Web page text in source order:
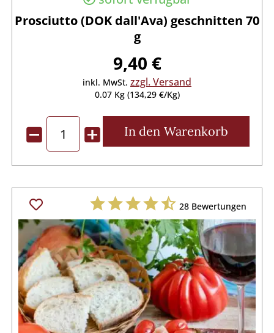
Prosciutto (DOK dall'Ava) geschnitten 70
g
9,40 €
inkl. MwSt. zzgl. Versand
0.07 Kg (134,29 €/Kg)
In den Warenkorb
28Bewertungen